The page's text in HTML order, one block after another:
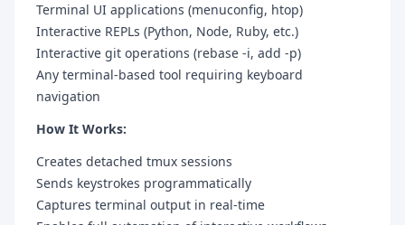
Terminal UI applications (menuconfig, htop)
Interactive REPLs (Python, Node, Ruby, etc.)
Interactive git operations (rebase -i, add -p)
Any terminal-based tool requiring keyboard
navigation
How It Works:
Creates detached tmux sessions
Sends keystrokes programmatically
Captures terminal output in real-time